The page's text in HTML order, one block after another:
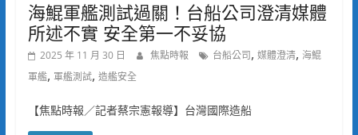
海鯤軍艦測試過關！台船公司澄清媒體
所述不實 安全第一不妥協
2025 年 11 月 30 日 焦點時報 台船公司, 媒體澄清, 海鯤
軍艦, 軍艦測試, 造艦安全
【焦點時報／記者蔡宗憲報導】台灣國際造船